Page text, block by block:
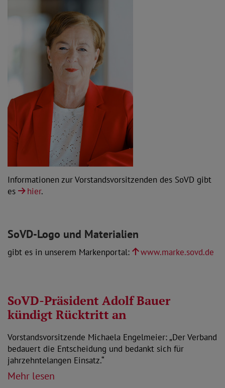
SoVD-Präsident Adolf Bauer
kündigt Rücktritt an
Vorstandsvorsitzende Michaela Engelmeier: „Der Verband
bedauert die Entscheidung und bedankt sich für
jahrzehntelangen Einsatz.“
Mehr lesen
Informationen zur Vorstandsvorsitzenden des SoVD gibt
es
hier.
SoVD-Logo und Materialien
gibt es in unserem Markenportal: www.marke.sovd.de